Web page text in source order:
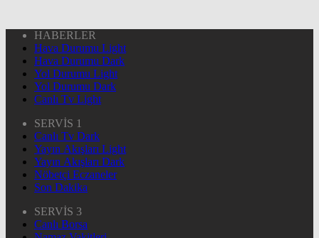
HABERLER
Hava Durumu Light
Hava Durumu Dark
Yol Durumu Light
Yol Durumu Dark
Canlı Tv Light
SERVİS 1
Canlı Tv Dark
Yayın Akışları Light
Yayın Akışları Dark
Nöbetçi Eczaneler
Son Dakika
SERVİS 3
Canlı Borsa